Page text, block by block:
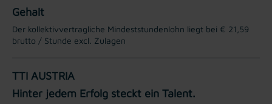
Gehalt
Der kollektivvertragliche Mindeststundenlohn liegt bei € 21,59
brutto / Stunde excl. Zulagen
TTI AUSTRIA
Hinter jedem Erfolg steckt ein Talent.